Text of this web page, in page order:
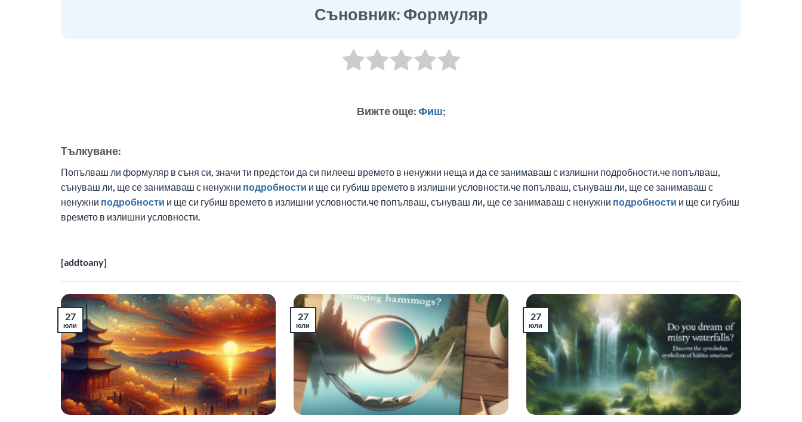
Съновник: Формуляр
Вижте още:Фиш;
Tълкуване:
Попълваш ли формуляр в съня си, значи ти предстои да си пилееш времето в ненужни неща и да се занимаваш с излишни подробности.че попълваш,
сънуваш ли, ще се занимаваш с ненужни подробности и ще си губиш времето в излишни условности.че попълваш, сънуваш ли, ще се занимаваш с
ненужни подробности и ще си губиш времето в излишни условности.че попълваш, сънуваш ли, ще се занимаваш с ненужни подробности и ще си губиш
времето в излишни условности.
[addtoany]
27
юли
27
юли
27
юли